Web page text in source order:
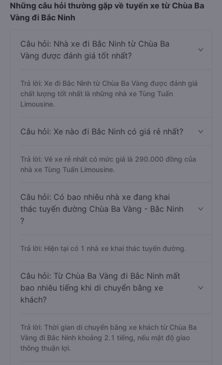
Những câu hỏi thường gặp về tuyến xe từ Chùa Ba
Vàng đi Bắc Ninh
Câu hỏi: Nhà xe đi Bắc Ninh từ Chùa Ba
Vàng được đánh giá tốt nhất?
Trả lời: Xe đi Bắc Ninh từ Chùa Ba Vàng được đánh giá
chất lượng tốt nhất là những nhà xe Tùng Tuấn
Limousine.
Câu hỏi: Xe nào đi Bắc Ninh có giá rẻ nhất?
Trả lời: Vé xe rẻ nhất có mức giá là 290.000 đồng của
nhà xe Tùng Tuấn Limousine.
Câu hỏi: Có bao nhiêu nhà xe đang khai
thác tuyến đường Chùa Ba Vàng - Bắc Ninh
?
Trả lời: Hiện tại có 1 nhà xe khai thác tuyến đường.
Câu hỏi: Từ Chùa Ba Vàng đi Bắc Ninh mất
bao nhiêu tiếng khi di chuyển bằng xe
khách?
Trả lời: Thời gian di chuyển bằng xe khách từ Chùa Ba
Vàng đi Bắc Ninh khoảng 2.1 tiếng, nếu mật độ giao
thông thuận lợi.